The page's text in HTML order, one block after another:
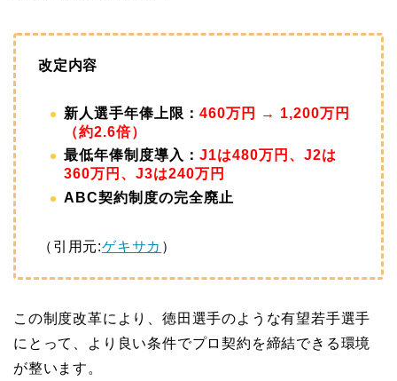
改定内容
新人選手年俸上限： 460万円 → 1,200万円
（約2.6倍）
最低年俸制度導入： J1は480万円、J2は
360万円、J3は240万円
ABC契約制度の完全廃止
（引用元:ゲキサカ ）
この制度改革により、徳田選手のような有望若手選手
にとって、より良い条件でプロ契約を締結できる環境
が整います。